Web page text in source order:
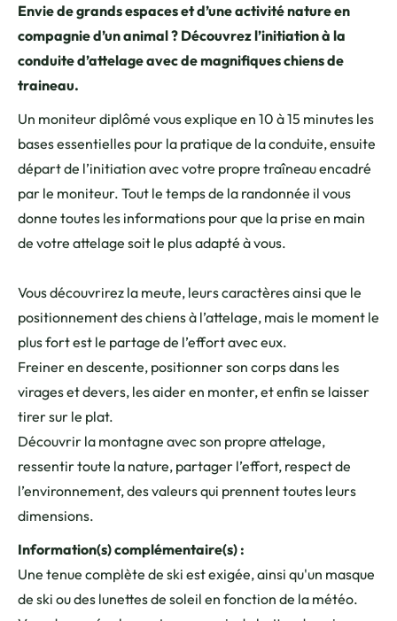
Envie de grands espaces et d’une activité nature en
compagnie d’un animal ? Découvrez l’initiation à la
conduite d’attelage avec de magnifiques chiens de
traineau.
Un moniteur diplômé vous explique en 10 à 15 minutes les
bases essentielles pour la pratique de la conduite, ensuite
départ de l’initiation avec votre propre traîneau encadré
par le moniteur. Tout le temps de la randonnée il vous
donne toutes les informations pour que la prise en main
de votre attelage soit le plus adapté à vous.
Vous découvrirez la meute, leurs caractères ainsi que le
positionnement des chiens à l’attelage, mais le moment le
plus fort est le partage de l’effort avec eux.
Freiner en descente, positionner son corps dans les
virages et devers, les aider en monter, et enfin se laisser
tirer sur le plat.
Découvrir la montagne avec son propre attelage,
ressentir toute la nature, partager l’effort, respect de
l’environnement, des valeurs qui prennent toutes leurs
dimensions.
Information(s) complémentaire(s) :
Une tenue complète de ski est exigée, ainsi qu'un masque
de ski ou des lunettes de soleil en fonction de la météo.